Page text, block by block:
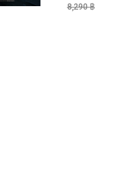
8,290฿